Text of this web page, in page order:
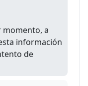
momento, a
información
de